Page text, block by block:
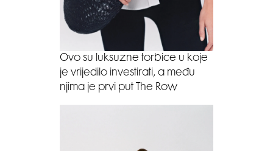
Ovo su luksuzne torbice u koje
je vrijedilo investirati, a među
njima je prvi put The Row